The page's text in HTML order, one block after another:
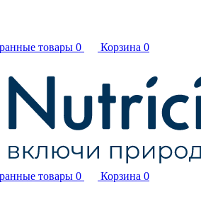
товары 0 Корзина 0
товары 0 Корзина 0